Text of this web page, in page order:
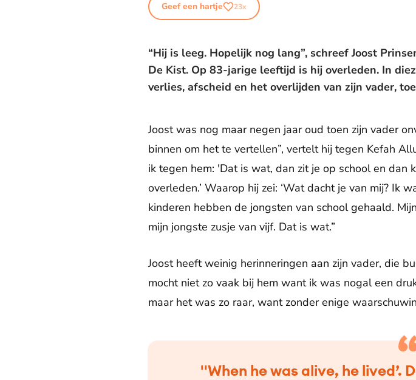
Geef een hartje 23x
“Hij is leeg. Hopelijk nog lang”, schreef Joost
De Kist. Op 83-jarige leeftijd is hij overleden. In
verlies, afscheid en het overlijden van zijn vader,
Joost was nog maar negen jaar oud toen zijn vader
binnen om het te vertellen”, vertelt hij tegen Kefah
ik tegen hem: 'Dat is wat, dan zit je op school en dan
overleden.’ Waarop hij zei: ‘Wat dacht je van mij? Ik
kinderen hebben de jongsten van school gehaald.
mijn jongste zusje van vijf. Dat is wat.”
Joost heeft weinig herinneringen aan zijn vader, die
mocht niet zo vaak bij hem want ik was nogal een
maar het was zo raar, want zonder enige
''When he was alive, he lived’.